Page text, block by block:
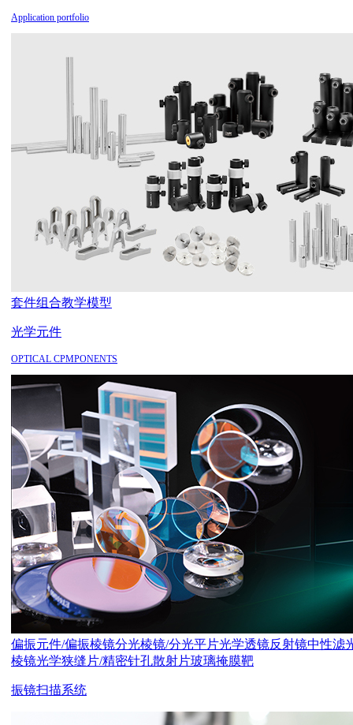
Application portfolio
套件组合教学模型
光学元件
OPTICAL CPMPONENTS
偏振元件/偏振棱镜分光棱镜/分光平片光学透镜反射镜中性滤
棱镜光学狭缝片/精密针孔散射片玻璃掩膜靶
振镜扫描系统